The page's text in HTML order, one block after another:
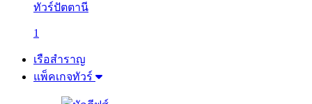
ทัวร์ปัตตานี
1
เรือสำราญ
แพ็คเกจทัวร์